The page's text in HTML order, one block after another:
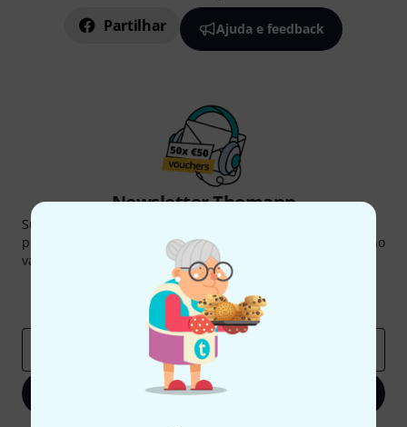
Partilhar Ajuda e feedback
Newsletter Thomann
Subscreva a Newsletter da Thomann em inglês e com um
pouco de sorte você poderá ganhar um dos
no
valor de
Contribuições inspiradoras
Insights da Thomann
Inscreva-se agora